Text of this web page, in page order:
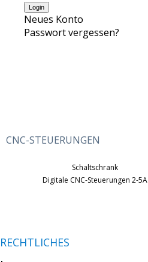
Neues Konto
Passwort vergessen?
CNC-STEUERUNGEN
Schaltschrank
Digitale CNC-Steuerungen 2-5A
RECHTLICHES